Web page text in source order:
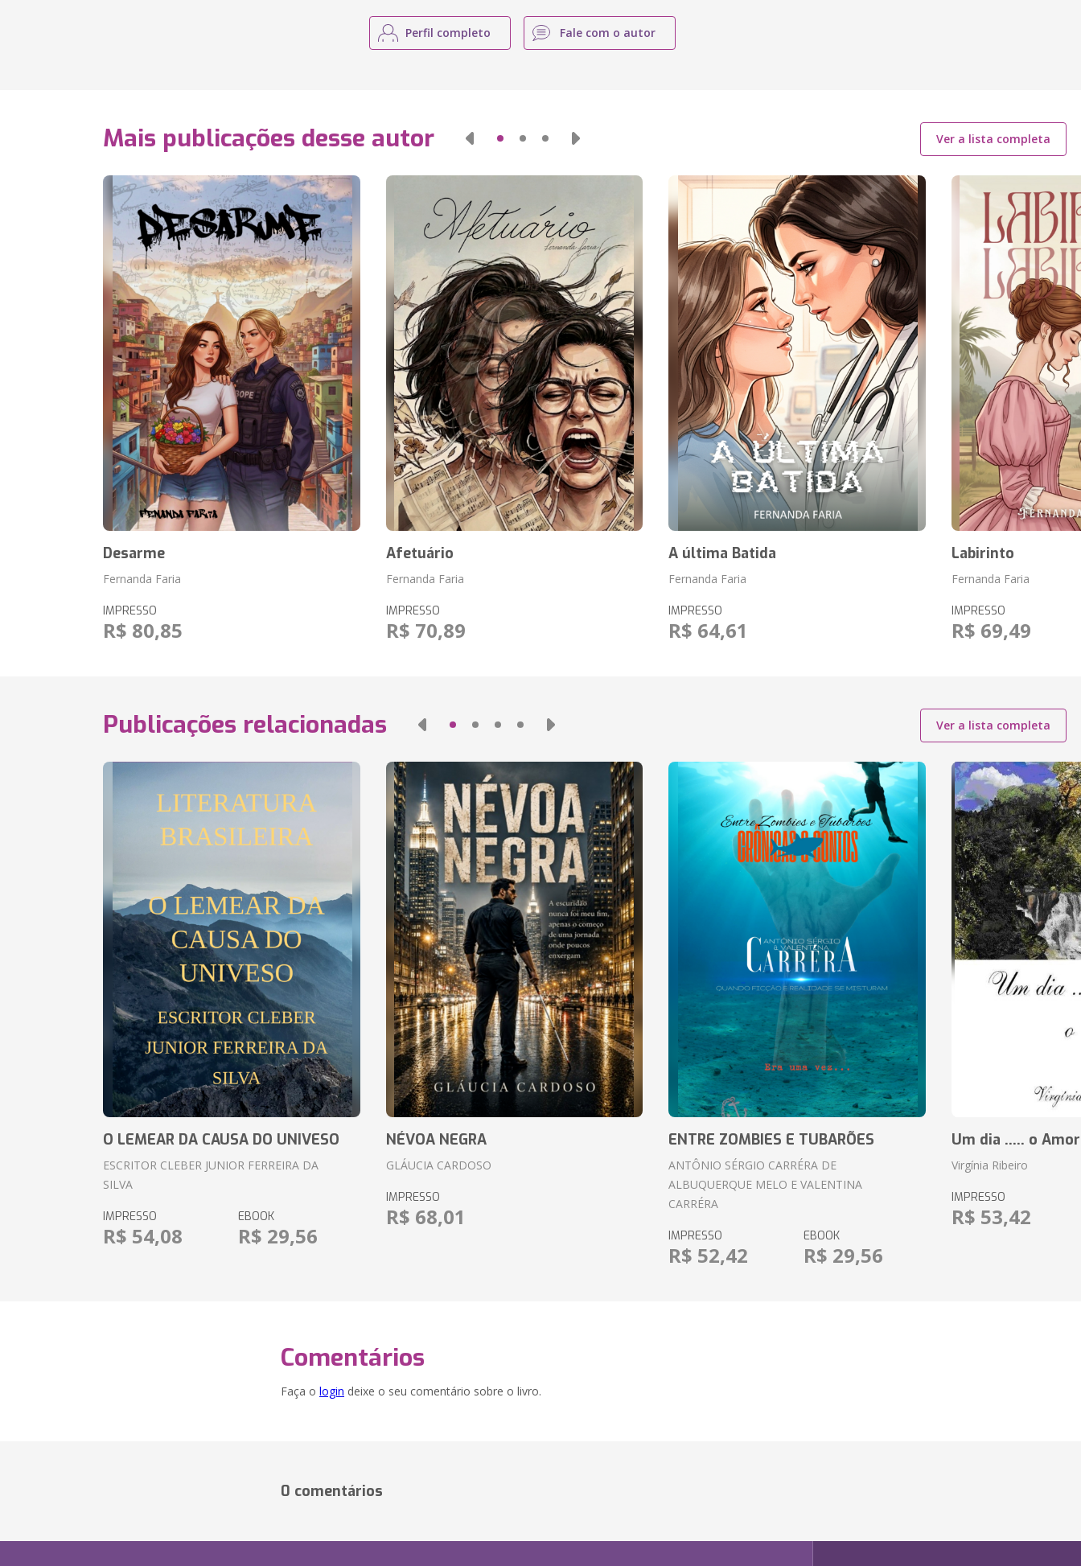
Perfil completo Fale com o autor
Mais publicações desse autor Ver a lista completa
Desarme
Fernanda Faria
IMPRESSO
R$ 80,85
Afetuário
Fernanda Faria
IMPRESSO
R$ 70,89
A última Batida
Fernanda Faria
IMPRESSO
R$ 64,61
Labirinto
Fernanda Faria
IMPRESSO
R$ 69,49
Publicações relacionadas Ver a lista completa
O LEMEAR DA CAUSA DO UNIVESO
ESCRITOR CLEBER JUNIOR FERREIRA DA
SILVA
IMPRESSO
R$ 54,08
EBOOK
R$ 29,56
NÉVOA NEGRA
GLÁUCIA CARDOSO
IMPRESSO
R$ 68,01
ENTRE ZOMBIES E TUBARÕES
ANTÔNIO SÉRGIO CARRÉRA DE
ALBUQUERQUE MELO E VALENTINA
CARRÉRA
IMPRESSO
R$ 52,42
EBOOK
R$ 29,56
Um dia ..... o Amor
Virgínia Ribeiro
IMPRESSO
R$ 53,42
Comentários
Faça o login deixe o seu comentário sobre o livro.
0 comentários